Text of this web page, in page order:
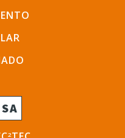
2